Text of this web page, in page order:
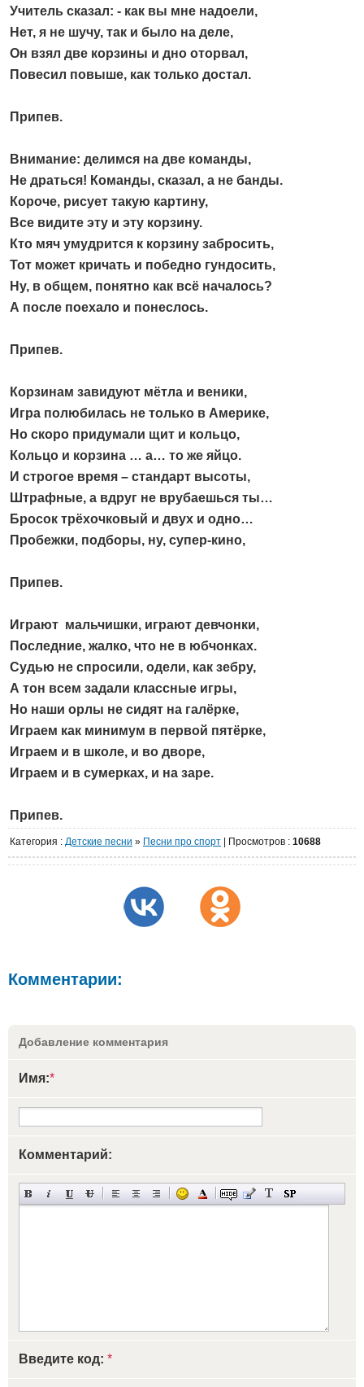
Учитель сказал: - как вы мне надоели,
Нет, я не шучу, так и было на деле,
Он взял две корзины и дно оторвал,
Повесил повыше, как только достал.
Припев.
Внимание: делимся на две команды,
Не драться! Команды, сказал, а не банды.
Короче, рисует такую картину,
Все видите эту и эту корзину.
Кто мяч умудрится к корзину забросить,
Тот может кричать и победно гундосить,
Ну, в общем, понятно как всё началось?
А после поехало и понеслось.
Припев.
Корзинам завидуют мётла и веники,
Игра полюбилась не только в Америке,
Но скоро придумали щит и кольцо,
Кольцо и корзина … а… то же яйцо.
И строгое время – стандарт высоты,
Штрафные, а вдруг не врубаешься ты…
Бросок трёхочковый и двух и одно…
Пробежки, подборы, ну, супер-кино,
Припев.
Играют мальчишки, играют девчонки,
Последние, жалко, что не в юбчонках.
Судью не спросили, одели, как зебру,
А тон всем задали классные игры,
Но наши орлы не сидят на галёрке,
Играем как минимум в первой пятёрке,
Играем и в школе, и во дворе,
Играем и в сумерках, и на заре.
Припев.
Категория : Детские песни » Песни про спорт Просмотров : 10688
Комментарии:
Добавление комментария
Имя:*
Комментарий:
Введите код: *